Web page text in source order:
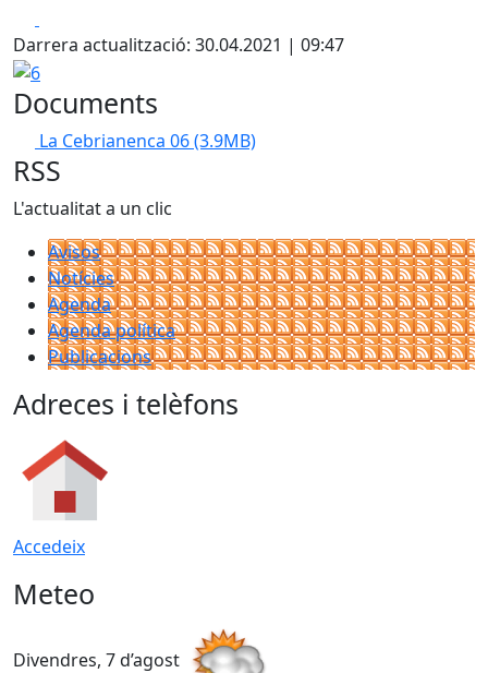
Darrera actualització: 30.04.2021 | 09:47
6
Documents
La Cebrianenca 06(3.9MB)
RSS
L'actualitat a un clic
Avisos
Notícies
Agenda
Agenda política
Publicacions
Adreces i telèfons
Accedeix
Meteo
Divendres, 7 d’agost